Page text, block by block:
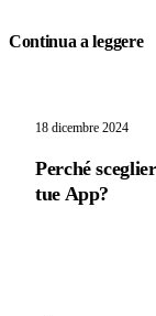
Continua a leggere
18 dicembre 2024
Perché
tue App?